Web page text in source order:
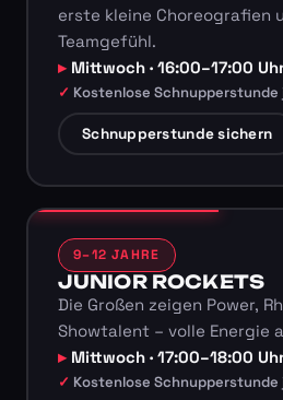
erste kleine Choreografien
Teamgefühl.
Mittwoch · 16:00–17:00
Kostenlose
Schnupperstunde sichern
9–12 JAHRE
JUNIOR ROCKETS
Die Großen zeigen Power,
Showtalent – volle Energie
Mittwoch · 17:00–18:00
Kostenlose